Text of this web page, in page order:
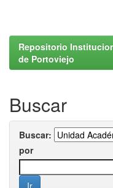
Repositorio
de Portoviejo
Buscar
Buscar:
por